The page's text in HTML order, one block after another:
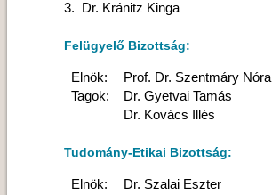
3. Dr. Kránitz Kinga
Felügyelő Bizottság:
Elnök:
Tagok:
Prof. Dr. Szentmáry Nóra
Dr. Gyetvai Tamás
Dr. Kovács Illés
Tudomány-Etikai Bizottság:
Elnök:
Dr. Szalai Eszter